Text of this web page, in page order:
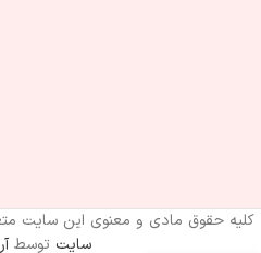
کلیه حقوق مادی و معنوی این سایت
سایت توسط